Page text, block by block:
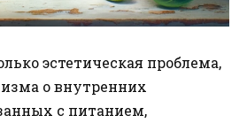
эстетическая проблема,
о внутренних
с питанием,